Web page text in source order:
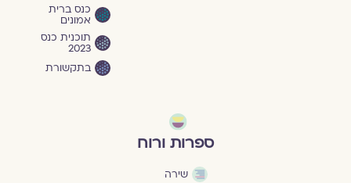
כנס ברית
אמונים
תוכנית כנס
2023
בתקשורת
ספרות ורוח
שירה